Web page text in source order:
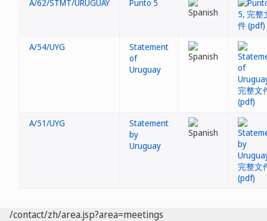
A/62/STMT/URUGUAY Punto 5
A/54/UYG
Statement
of
Uruguay
A/51/UYG
Statement
by
Uruguay
/contact/zh/area.jsp?area=meetings